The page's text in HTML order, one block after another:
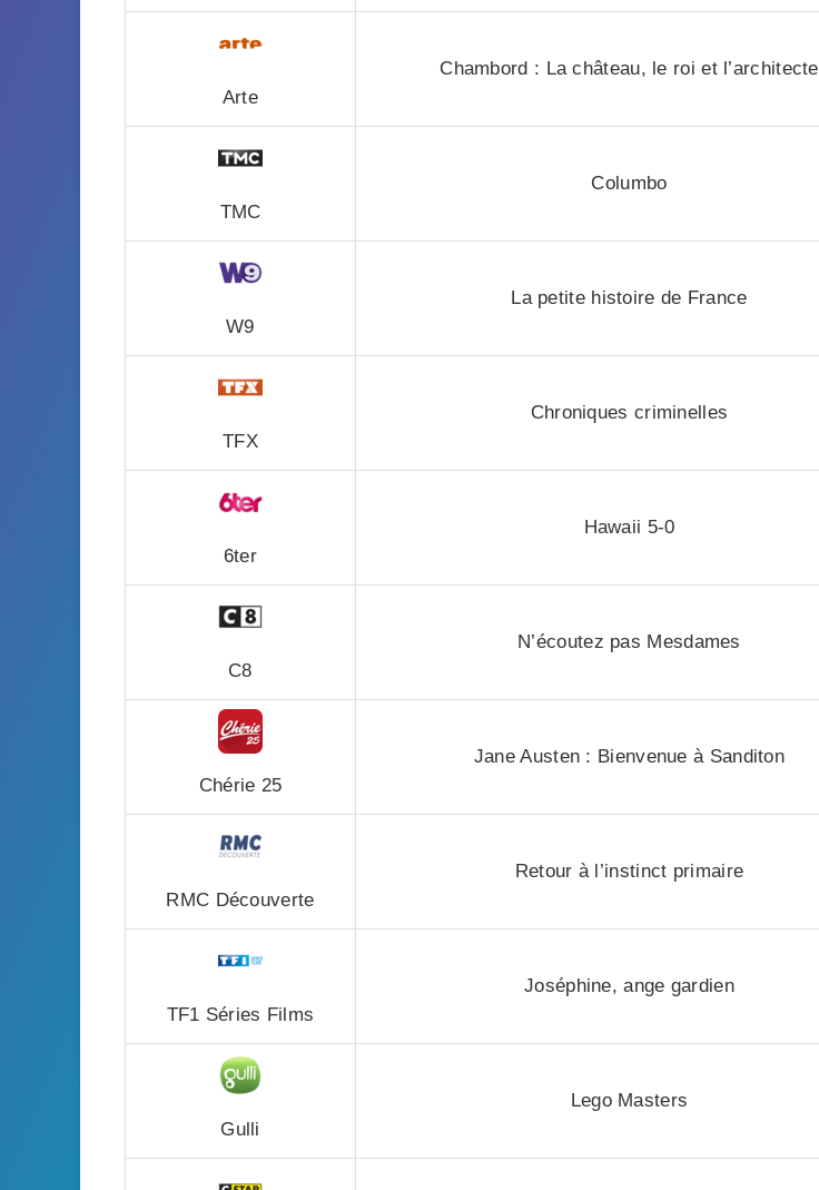
Arte
Chambord : La château, le roi et l’architecte
TMC
Columbo
W9
La petite histoire de France
TFX
Chroniques criminelles
6ter
Hawaii 5-0
C8
N’écoutez pas Mesdames
Chérie 25
Jane Austen : Bienvenue à Sanditon
RMC Découverte
Retour à l’instinct primaire
TF1 Séries Films
Joséphine, ange gardien
Gulli
Lego Masters